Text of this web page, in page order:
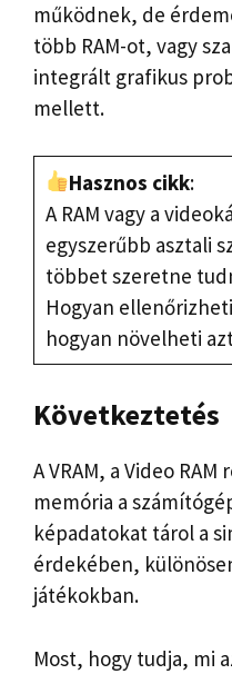
működnek, de
több RAM-ot, vagy
integrált grafikus
mellett.
Hasznos cikk:
A RAM vagy a
egyszerűbb asztali
többet szeretne
Hogyan
hogyan növelheti azt
Következtetés
A VRAM, a Video
memória a
képadatokat tárol a
érdekében,
játékokban.
Most, hogy tudja, mi